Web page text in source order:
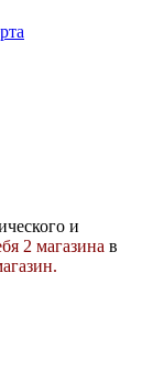
и
2 магазина в